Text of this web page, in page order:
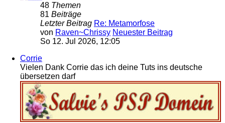
48 Themen
81 Beiträge
Letzter Beitrag Re: Metamorfose
von Raven~Chrissy Neuester Beitrag
So 12. Jul 2026, 12:05
Corrie
Vielen Dank Corrie das ich deine Tuts ins deutsche
übersetzen darf